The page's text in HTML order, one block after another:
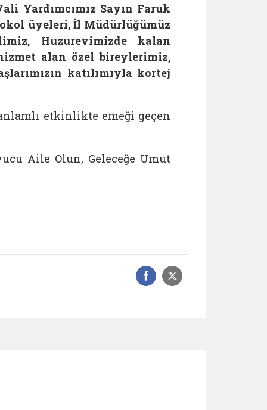
Yardımcımız Sayın Faruk
üyeleri, İl Müdürlüğümüz
Huzurevimizde kalan
alan özel bireylerimiz,
katılımıyla kortej
etkinlikte emeği geçen
Aile Olun, Geleceğe Umut
Facebook
Sosyal